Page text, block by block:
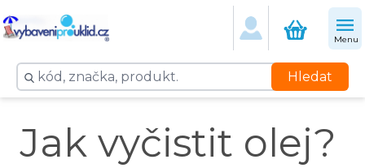
Menu
Hledat
Jak vyčistit olej?